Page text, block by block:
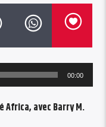
00:00
Africa, avec Barry M.